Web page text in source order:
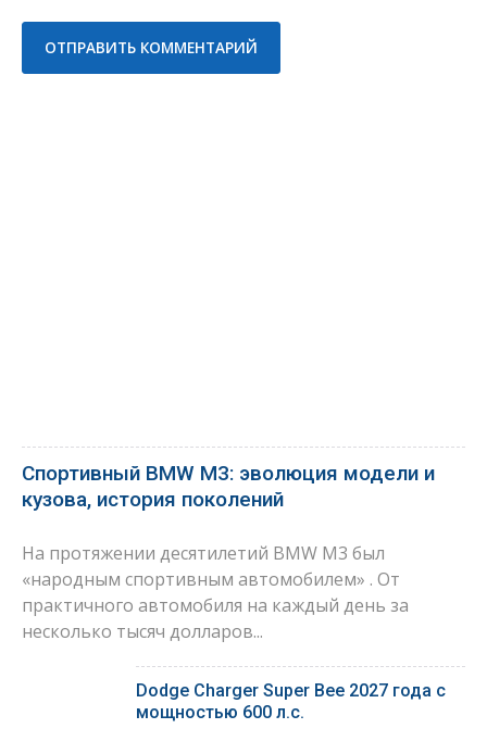
Спортивный BMW M3: эволюция модели и
кузова, история поколений
На протяжении десятилетий BMW M3 был
«народным спортивным автомобилем» . От
практичного автомобиля на каждый день за
несколько тысяч долларов...
Dodge Charger Super Bee 2027 года с
мощностью 600 л.с.